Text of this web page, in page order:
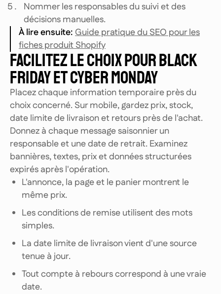
Nommer les responsables du suivi et des
décisions manuelles.
À lire ensuite:Guide pratique du SEO pour les
fiches produit Shopify
FACILITEZ LE CHOIX POUR BLACK
FRIDAY ET CYBER MONDAY
Placez chaque information temporaire près du
choix concerné. Sur mobile, gardez prix, stock,
date limite de livraison et retours près de l'achat.
Donnez à chaque message saisonnier un
responsable et une date de retrait. Examinez
bannières, textes, prix et données structurées
expirés après l'opération.
L'annonce, la page et le panier montrent le
même prix.
Les conditions de remise utilisent des mots
simples.
La date limite de livraison vient d'une source
tenue à jour.
Tout compte à rebours correspond à une vraie
date.